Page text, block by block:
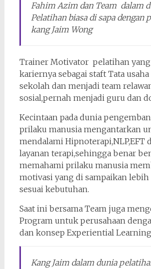
Fahim Azim dan Team dalam
Pelatihan biasa di sapa dengan
kang Jaim Wong
Trainer Motivator pelatihan
kariernya sebagai staft Tata
sekolah dan menjadi team
sosial,pernah menjadi guru dan
Kecintaan pada dunia
prilaku manusia mengantarkan
mendalami Hipnoterapi,NLP,EFT
layanan terapi,sehingga benar
memahami prilaku manusia
motivasi yang di sampaikan
sesuai kebutuhan.
Saat ini bersama Team juga
Program untuk perusahaan
dan konsep Experiential Learning
Kang Jaim dalam dunia